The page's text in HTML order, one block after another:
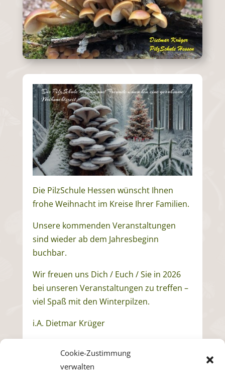
Cookie-Zustimmung
verwalten
Die PilzSchule Hessen wünscht Ihnen
frohe Weihnacht im Kreise Ihrer Familien.
Unsere kommenden Veranstaltungen
sind wieder ab dem Jahresbeginn
buchbar.
Wir freuen uns Dich / Euch / Sie in 2026
bei unseren Veranstaltungen zu treffen –
viel Spaß mit den Winterpilzen.
i.A. Dietmar Krüger